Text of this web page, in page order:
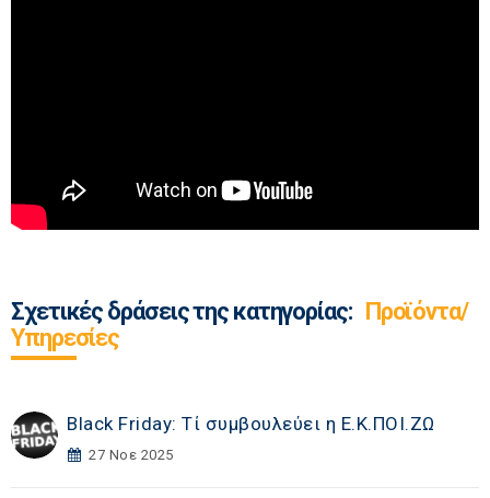
Σχετικές δράσεις της κατηγορίας: Προϊόντα/
Υπηρεσίες
Black Friday: Τί συμβουλεύει η Ε.Κ.ΠΟΙ.ΖΩ
27 Νοε 2025